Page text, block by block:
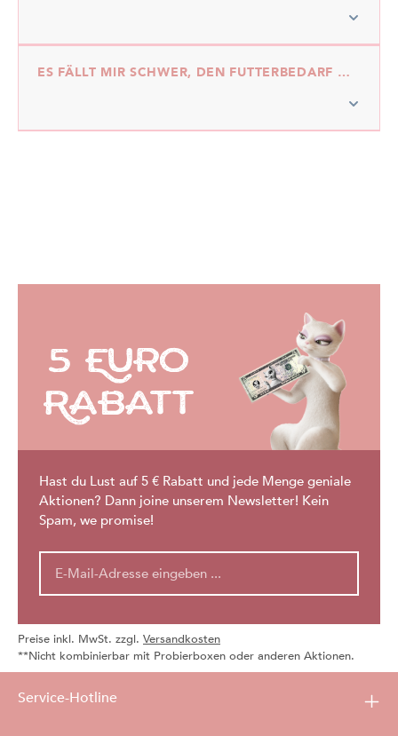
ES FÄLLT MIR SCHWER, DEN FUTTERBEDARF MEINER KATZE EINZUSCHÄTZEN. HABT IHR EINEN TIPP?
5 Euro
Rabatt
Hast du Lust auf 5 € Rabatt und jede Menge geniale
Aktionen? Dann joine unserem Newsletter! Kein
Spam, we promise!
Preise inkl. MwSt. zzgl. Versandkosten
**Nicht kombinierbar mit Probierboxen oder anderen Aktionen.
Service-Hotline